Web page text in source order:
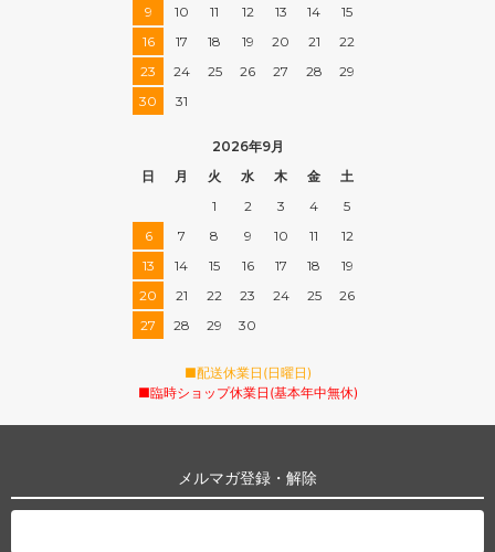
9
10 11 12 13 14
15
16
17 18 19 20 21
22
23
24 25 26 27 28
29
30
31
2026年9月
日
月 火 水 木 金
土
1
2 3 4
5
6
7 8 9 10 11
12
13
14 15 16 17 18
19
20
21 22 23 24 25
26
27
28 29 30
■配送休業日(日曜日)
■臨時ショップ休業日(基本年中無休)
メルマガ登録・解除